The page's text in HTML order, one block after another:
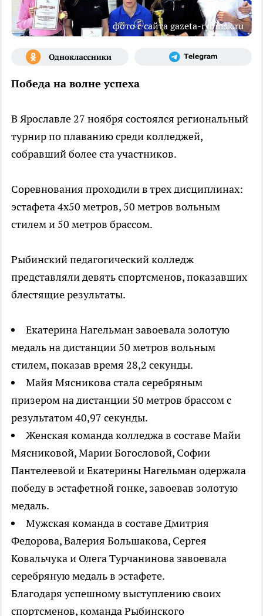
фото с сайта gazeta-rybinsk.ru
Победа на волне успеха
В Ярославле 27 ноября состоялся региональный
турнир по плаванию среди колледжей,
собравший более ста участников.
Соревнования проходили в трех дисциплинах:
эстафета 4х50 метров, 50 метров вольным
стилем и 50 метров брассом.
Рыбинский педагогический колледж
представляли девять спортсменов, показавших
блестящие результаты.
Екатерина Нагельман завоевала золотую
медаль на дистанции 50 метров вольным
стилем, показав время 28,2 секунды.
Майя Мясникова стала серебряным
призером на дистанции 50 метров брассом с
результатом 40,97 секунды.
Женская команда колледжа в составе Майи
Мясниковой, Марии Богословой, Софии
Пантелеевой и Екатерины Нагельман одержала
победу в эстафетной гонке, завоевав золотую
медаль.
Мужская команда в составе Дмитрия
Федорова, Валерия Большакова, Сергея
Ковальчука и Олега Турчанинова завоевала
серебряную медаль в эстафете.
Благодаря успешному выступлению своих
спортсменов, команда Рыбинского